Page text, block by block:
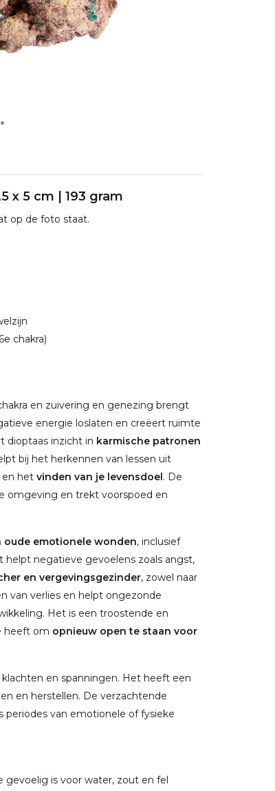
x 5 cm | 193 gram
op de foto staat.
chakra)
en zuivering en genezing brengt
energie loslaten en creëert ruimte
dioptaas inzicht in karmische patronen
bij het herkennen van lessen uit
en het vinden van je levensdoel. De
omgeving en trekt voorspoed en
oude emotionele wonden, inclusief
helpt negatieve gevoelens zoals angst,
en vergevingsgezinder, zowel naar
van verlies en helpt ongezonde
Het is een troostende en
heeft om opnieuw open te staan voor
en spanningen. Het heeft een
en herstellen. De verzachtende
van emotionele of fysieke
gevoelig is voor water, zout en fel